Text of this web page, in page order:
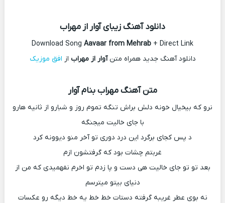
دانلود آهنگ زیبای آوار از مهراب
Download Song Aavaar from Mehrab + Direct Link
دانلود آهنگ جدید همراه متنآوار از مهراب از افق موزیک
متن آهنگ مهراب بنام آوار
نرو که بیخیال خونه دلش براش تنگه تموم روز و شبارو از ثانیه هارو
با جای خالیت میجنگه
د پس کجای برگرد این درد دوری تو آخر منو دیوونه کرد
غربتم چشات بود که گرفتشون ازم
بعد تو تو جای خالیت هی دست و پا زدم تو اخرم نفهمیدی که من از
دنیای بیتو میترسم
نه بوی عطر غریبه گرفته دستات خط خط یه خط دیگه رو عکسات